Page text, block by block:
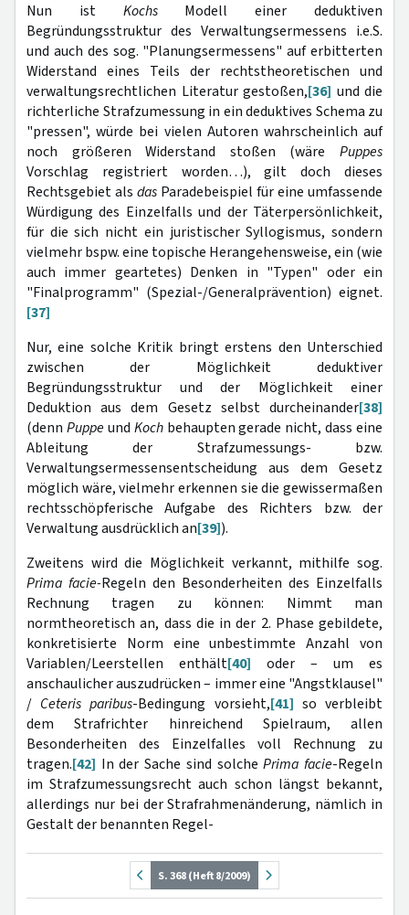
Nun ist KochsModell einer deduktiven
Begründungsstruktur des Verwaltungsermessens i.e.S.
und auch des sog. "Planungsermessens" auf erbitterten
Widerstand eines Teils der rechtstheoretischen und
verwaltungsrechtlichen Literatur gestoßen,[36] und die
richterliche Strafzumessung in ein deduktives Schema zu
"pressen", würde bei vielen Autoren wahrscheinlich auf
noch größeren Widerstand stoßen (wäre Puppes
Vorschlag registriert worden…), gilt doch dieses
Rechtsgebiet als das Paradebeispiel für eine umfassende
Würdigung des Einzelfalls und der Täterpersönlichkeit,
für die sich nicht ein juristischer Syllogismus, sondern
vielmehr bspw. eine topische Herangehensweise, ein (wie
auch immer geartetes) Denken in "Typen" oder ein
"Finalprogramm" (Spezial-/Generalprävention) eignet.
[37]
Nur, eine solche Kritik bringt erstens den Unterschied
zwischen der Möglichkeit deduktiver
Begründungsstruktur und der Möglichkeit einer
Deduktion aus dem Gesetz selbst durcheinander[38]
(denn Puppe und Kochbehaupten gerade nicht, dass eine
Ableitung der Strafzumessungs- bzw.
Verwaltungsermessensentscheidung aus dem Gesetz
möglich wäre, vielmehr erkennen sie die gewissermaßen
rechtsschöpferische Aufgabe des Richters bzw. der
Verwaltung ausdrücklich an[39]).
Zweitens wird die Möglichkeit verkannt, mithilfe sog.
Prima facie-Regeln den Besonderheiten des Einzelfalls
Rechnung tragen zu können: Nimmt man
normtheoretisch an, dass die in der 2. Phase gebildete,
konkretisierte Norm eine unbestimmte Anzahl von
Variablen/Leerstellen enthält[40] oder – um es
anschaulicher auszudrücken – immer eine "Angstklausel"
/ Ceteris paribus-Bedingung vorsieht,[41] so verbleibt
dem Strafrichter hinreichend Spielraum, allen
Besonderheiten des Einzelfalles voll Rechnung zu
tragen.[42] In der Sache sind solchePrima facie-Regeln
im Strafzumessungsrecht auch schon längst bekannt,
allerdings nur bei der Strafrahmenänderung, nämlich in
Gestalt der benannten Regel-
S. 368 (Heft 8/2009)